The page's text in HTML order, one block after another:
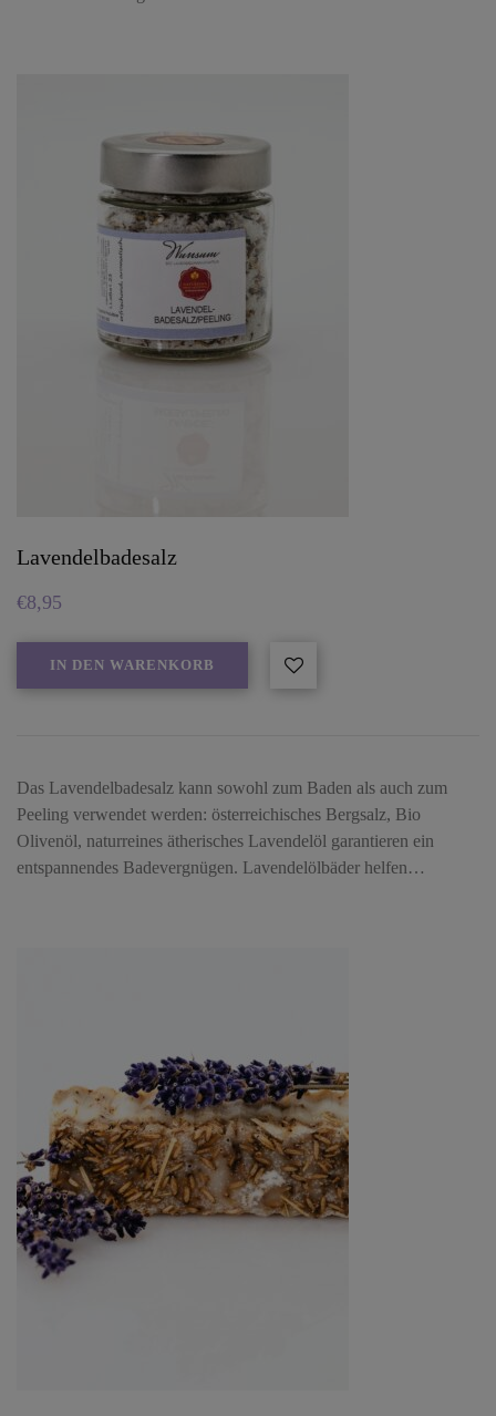
Lavendelbadesalz
€8,95
IN DEN WARENKORB
Das Lavendelbadesalz kann sowohl zum Baden als auch zum
Peeling verwendet werden: österreichisches Bergsalz, Bio
Olivenöl, naturreines ätherisches Lavendelöl garantieren ein
entspannendes Badevergnügen. Lavendelölbäder helfen…